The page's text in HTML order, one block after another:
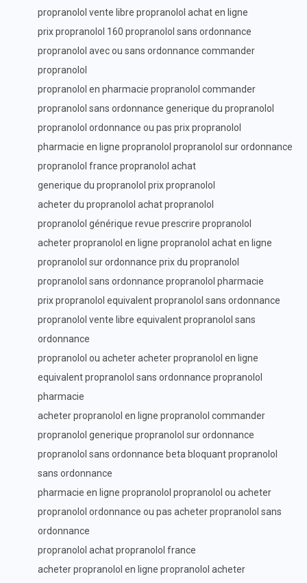
propranolol vente libre propranolol achat en ligne
prix propranolol 160 propranolol sans ordonnance
propranolol avec ou sans ordonnance commander
propranolol
propranolol en pharmacie propranolol commander
propranolol sans ordonnance generique du propranolol
propranolol ordonnance ou pas prix propranolol
pharmacie en ligne propranolol propranolol sur ordonnance
propranolol france propranolol achat
generique du propranolol prix propranolol
acheter du propranolol achat propranolol
propranolol générique revue prescrire propranolol
acheter propranolol en ligne propranolol achat en ligne
propranolol sur ordonnance prix du propranolol
propranolol sans ordonnance propranolol pharmacie
prix propranolol equivalent propranolol sans ordonnance
propranolol vente libre equivalent propranolol sans
ordonnance
propranolol ou acheter acheter propranolol en ligne
equivalent propranolol sans ordonnance propranolol
pharmacie
acheter propranolol en ligne propranolol commander
propranolol generique propranolol sur ordonnance
propranolol sans ordonnance beta bloquant propranolol
sans ordonnance
pharmacie en ligne propranolol propranolol ou acheter
propranolol ordonnance ou pas acheter propranolol sans
ordonnance
propranolol achat propranolol france
acheter propranolol en ligne propranolol acheter